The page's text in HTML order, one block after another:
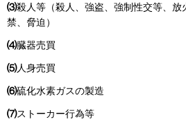
⑶殺人等（殺人、強盗、強制性交等、放
禁、脅迫）
⑷臓器売買
⑸人身売買
⑹硫化水素ガスの製造
⑺ストーカー行為等